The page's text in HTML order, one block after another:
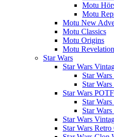
Motu
Motu
Motu New
Motu Classics
Motu Origins
Motu Revelation
Star Wars
Star Wars
Star
Star
Star Wars
Star
Star
Star Wars
Star Wars